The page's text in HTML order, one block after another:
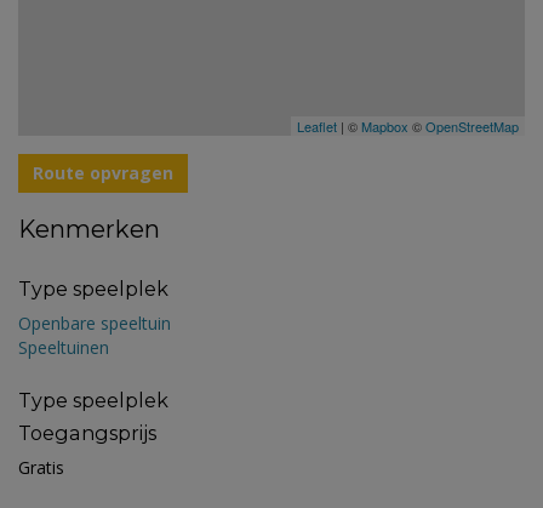
Leaflet | © Mapbox ©OpenStreetMap
Route opvragen
Kenmerken
Type speelplek
Openbare speeltuin
Speeltuinen
Type speelplek
Toegangsprijs
Gratis